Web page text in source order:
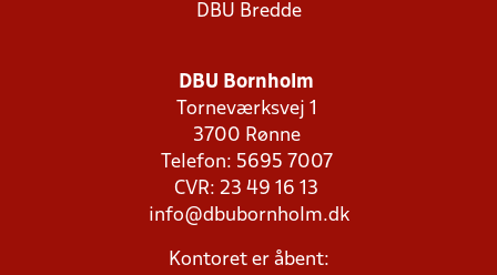
DBU Bredde
DBU Bornholm
Torneværksvej 1
3700 Rønne
Telefon: 5695 7007
CVR: 23 49 16 13
info@dbubornholm.dk
Kontoret er åbent: